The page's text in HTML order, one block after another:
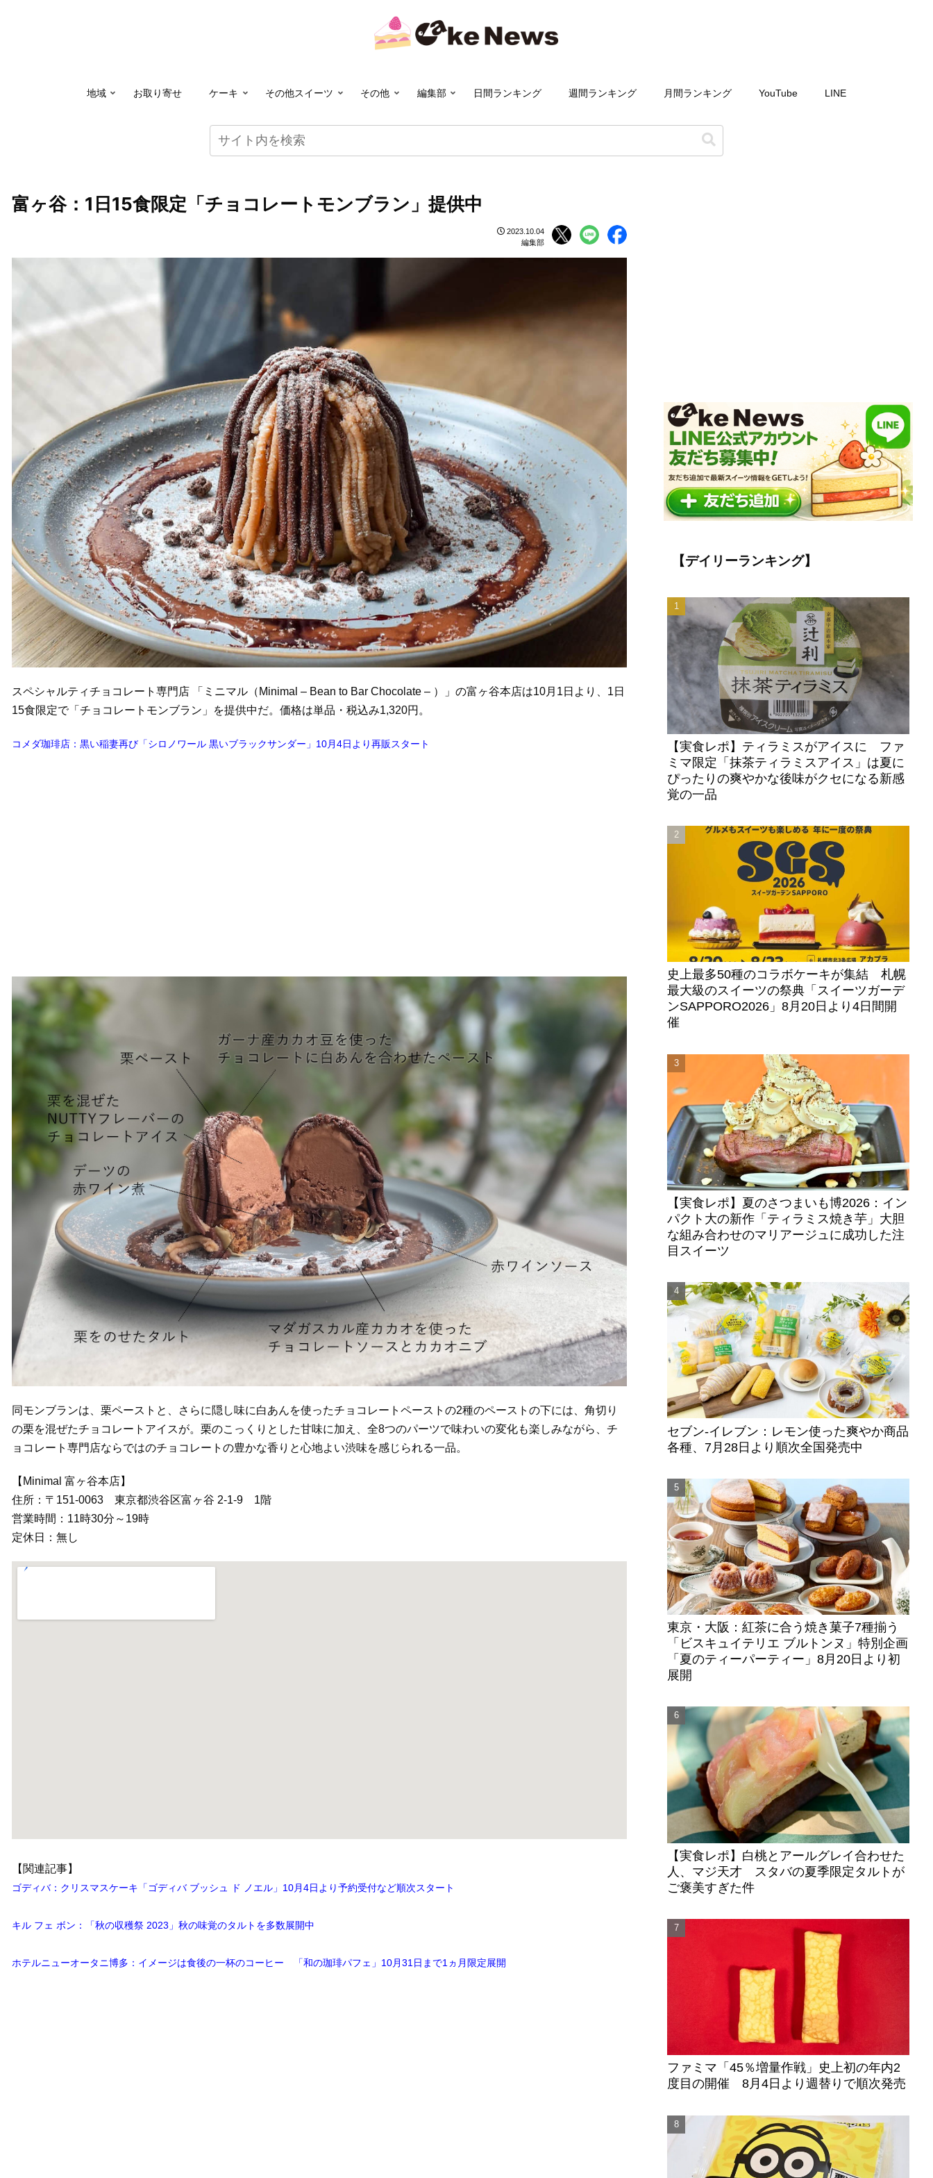
地域 お取り寄せ ケーキ その他スイーツ その他 編集部 日間ランキング 週間ランキング 月間ランキング YouTube LINE
富ヶ谷：1日15食限定「チョコレートモンブラン」提供中
2023.10.04
編集部
スペシャルティチョコレート専門店 「ミニマル（Minimal – Bean to Bar Chocolate – ）」の富ヶ谷本店は10月1日より、1日
15食限定で「チョコレートモンブラン」を提供中だ。価格は単品・税込み1,320円。
コメダ珈琲店：黒い稲妻再び「シロノワール 黒いブラックサンダー」10月4日より再販スタート
同モンブランは、栗ペーストと、さらに隠し味に白あんを使ったチョコレートペーストの2種のペーストの下には、角切り
の栗を混ぜたチョコレートアイスが。栗のこっくりとした甘味に加え、全8つのパーツで味わいの変化も楽しみながら、チ
ョコレート専門店ならではのチョコレートの豊かな香りと心地よい渋味を感じられる一品。
【Minimal 富ヶ谷本店】
住所：〒151-0063 東京都渋谷区富ヶ谷 2-1-9 1階
営業時間：11時30分～19時
定休日：無し
【関連記事】
ゴディバ：クリスマスケーキ「ゴディバ ブッシュ ド ノエル」10月4日より予約受付など順次スタート
キル フェ ボン：「秋の収穫祭 2023」秋の味覚のタルトを多数展開中
ホテルニューオータニ博多：イメージは食後の一杯のコーヒー 「和の珈琲パフェ」10月31日まで1ヵ月限定展開
【デイリーランキング】
【実食レポ】ティラミスがアイスに ファ
ミマ限定「抹茶ティラミスアイス」は夏に
ぴったりの爽やかな後味がクセになる新感
覚の一品
史上最多50種のコラボケーキが集結 札幌
最大級のスイーツの祭典「スイーツガーデ
ンSAPPORO2026」8月20日より4日間開
催
【実食レポ】夏のさつまいも博2026：イン
パクト大の新作「ティラミス焼き芋」大胆
な組み合わせのマリアージュに成功した注
目スイーツ
セブン‐イレブン：レモン使った爽やか商品
各種、7月28日より順次全国発売中
東京・大阪：紅茶に合う焼き菓子7種揃う
「ビスキュイテリエ ブルトンヌ」特別企画
「夏のティーパーティー」8月20日より初
展開
【実食レポ】白桃とアールグレイ合わせた
人、マジ天才 スタバの夏季限定タルトが
ご褒美すぎた件
ファミマ「45％増量作戦」史上初の年内2
度目の開催 8月4日より週替りで順次発売